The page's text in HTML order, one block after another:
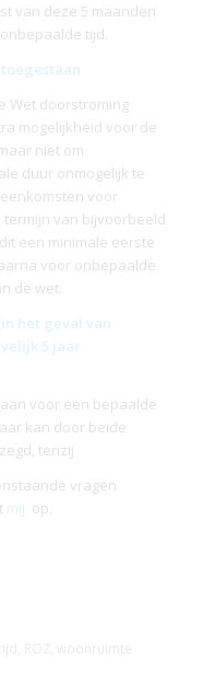
van deze 5 maanden
tijd.
Wet doorstroming
mogelijkheid voor de
niet om
duur onmogelijk te
voor
van bijvoorbeeld
een minimale eerste
voor onbepaalde
de wet.
het geval van
5 jaar
voor een bepaalde
kan door beide
tenzij
vragen
mij op.